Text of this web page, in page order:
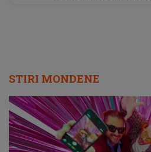
STIRI MONDENE